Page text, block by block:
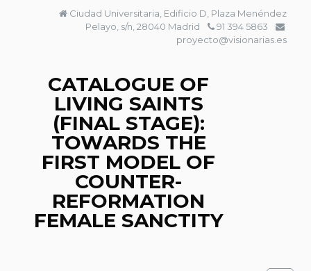
Ciudad Universitaria, Edificio D, Plaza Menéndez
Pelayo, s/n, 28040 Madrid
91 394 5863
proyecto@visionarias.es
CATALOGUE OF
LIVING SAINTS
(FINAL STAGE):
TOWARDS THE
FIRST MODEL OF
COUNTER-
REFORMATION
FEMALE SANCTITY